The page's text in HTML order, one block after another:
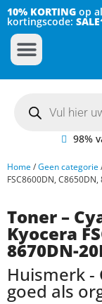
10% KORTING op
kortingscode:
98%
Home/Geen categorie
FSC8600DN,
Toner –
Kyocera
8670DN-
Huismerk -
goed als